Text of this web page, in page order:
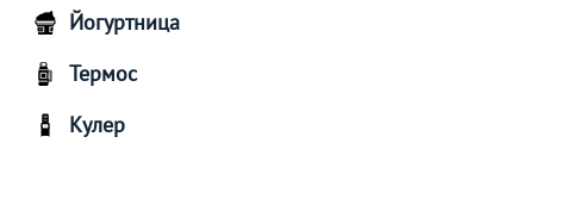
Йогуртница
Термос
Кулер